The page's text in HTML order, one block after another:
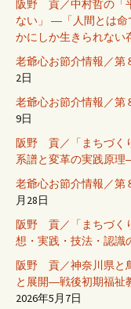
阪野 貢／中村哲の「
ない」 ―「人間とは命
かにしか生きられな
老爺心お節介情報／第
2日
老爺心お節介情報／第
9日
阪野 貢／「まちづく
系譜と変革の実践原
老爺心お節介情報／第
月28日
阪野 貢／「まちづく
想・実践・技法・認
阪野 貢／神奈川県と
と展開―戦後初期福祉
2026年5月7日